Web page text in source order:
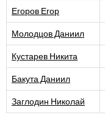
Егоров Егор
Молодцов Даниил
Кустарев Никита
Бакута Даниил
Заглодин Николай